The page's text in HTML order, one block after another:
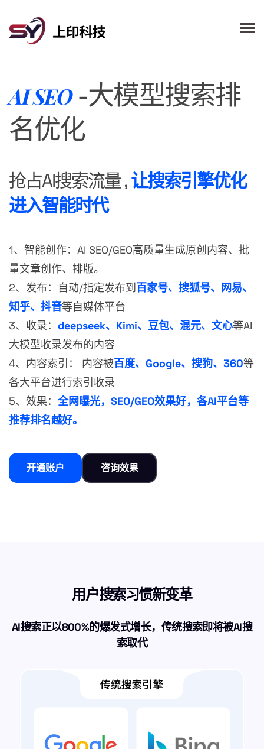
AI SEO-大模型搜索排
名优化
抢占AI搜索流量 ,让搜索引擎优化
进入智能时代
1、智能创作：AI SEO/GEO高质量生成原创内容、批
量文章创作、排版。
2、发布：自动/指定发布到 百家号、搜狐号、网易、
知乎、抖音等自媒体平台
3、收录： deepseek、Kimi、豆包、混元、文心等AI
大模型收录发布的内容
4、内容索引： 内容被百度、Google、搜狗、360等
各大平台进行索引收录
5、效果： 全网曝光，SEO/GEO效果好，各AI平台等
推荐排名越好。
开通账户 咨询效果
用户搜索习惯新变革
AI搜索正以800%的爆发式增长，传统搜索即将被AI搜
索取代